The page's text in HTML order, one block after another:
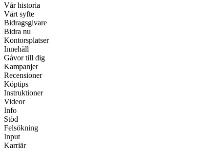
Vår historia
Vårt syfte
Bidragsgivare
Bidra nu
Kontorsplatser
Innehåll
Gåvor till dig
Kampanjer
Recensioner
Köptips
Instruktioner
Videor
Info
Stöd
Felsökning
Input
Karriär